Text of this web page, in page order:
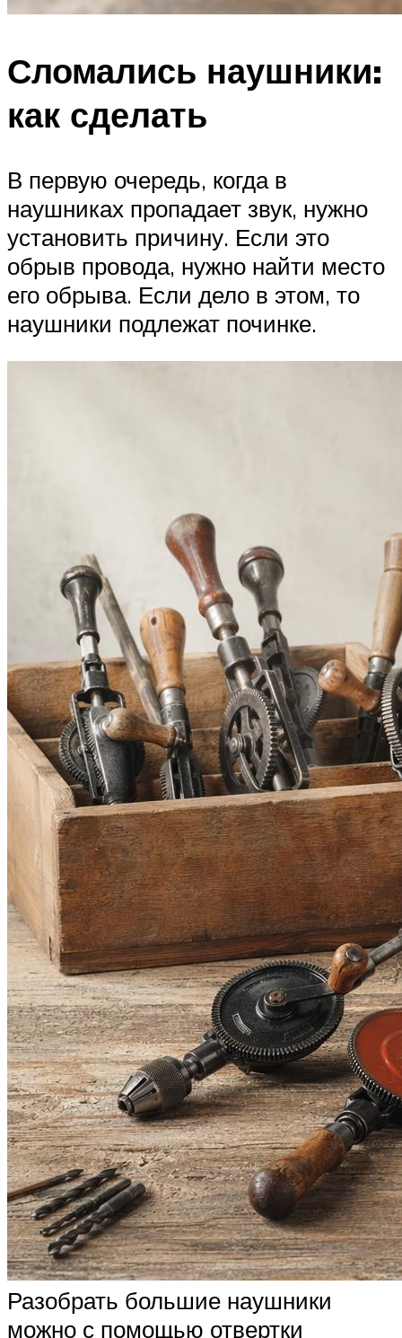
Сломались наушники:
как сделать
В первую очередь, когда в
наушниках пропадает звук, нужно
установить причину. Если это
обрыв провода, нужно найти место
его обрыва. Если дело в этом, то
наушники подлежат починке.
Разобрать большие наушники
можно с помощью отвертки